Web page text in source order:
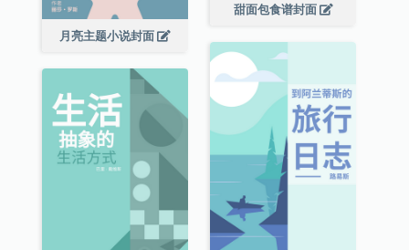
甜面包食谱封面
月亮主题小说封面